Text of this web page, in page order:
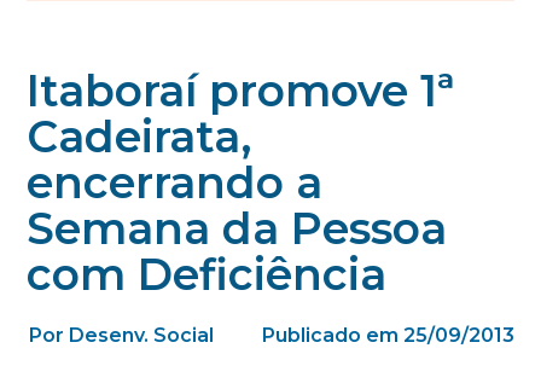
Itaboraí promove 1ª
Cadeirata,
encerrando a
Semana da Pessoa
com Deficiência
Por Desenv. Social Publicado em 25/09/2013